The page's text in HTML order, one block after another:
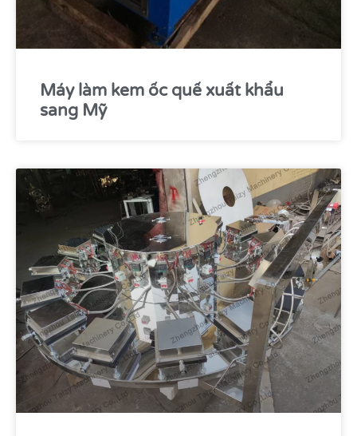
Máy làm kem ốc quế xuất khẩu
sang Mỹ